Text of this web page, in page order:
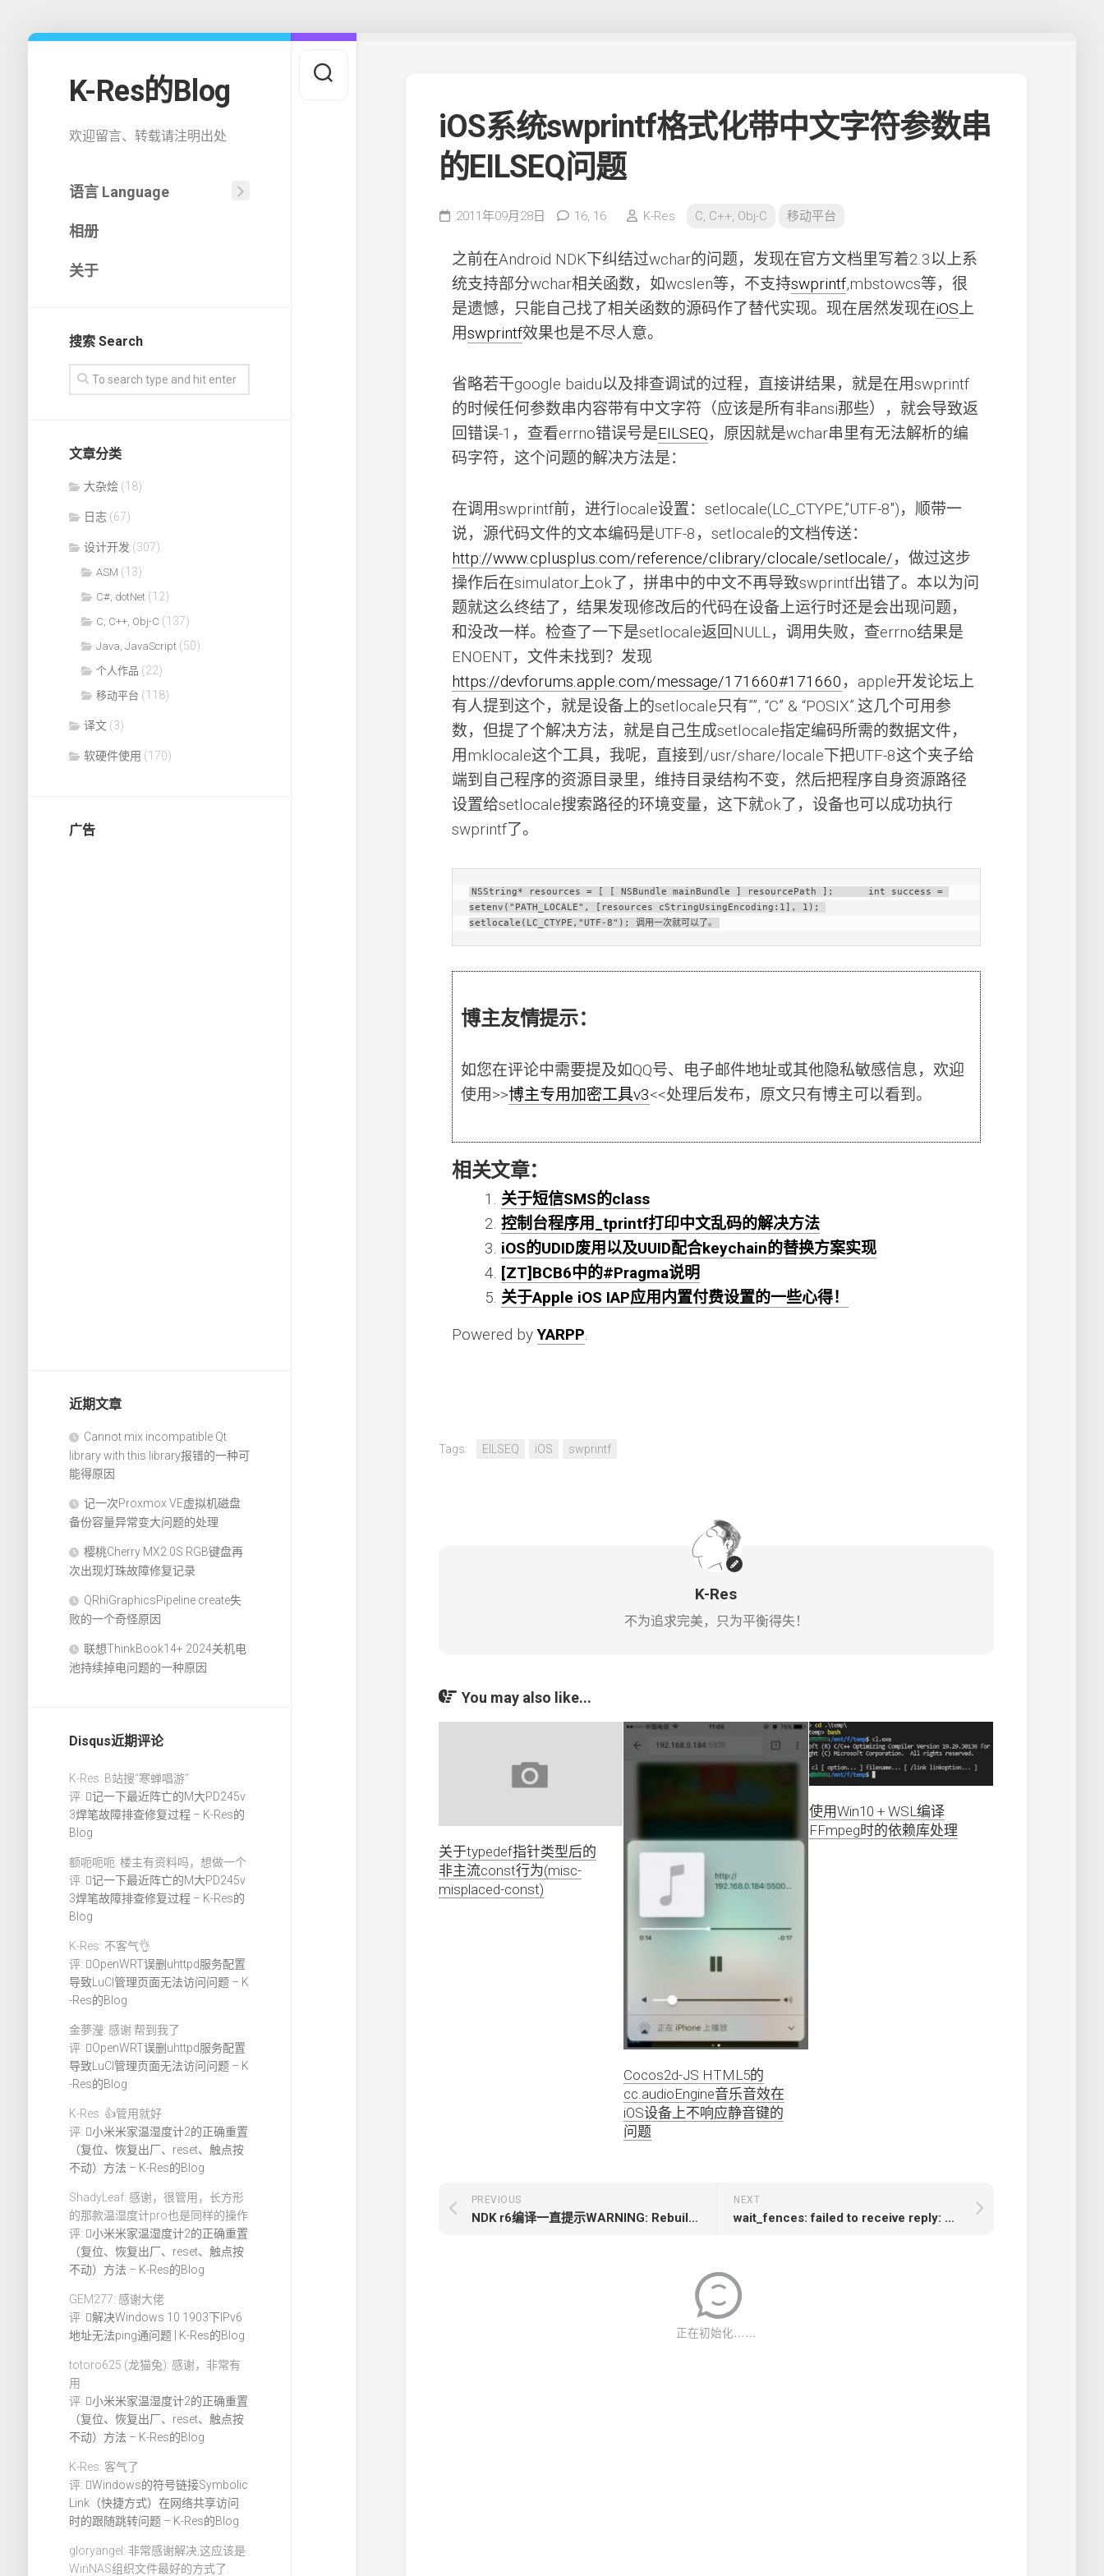
K-Res的Blog
欢迎留言、转载请注明出处
语言 Language
相册
关于
搜索 Search
文章分类
大杂烩 (18)
日志(67)
设计开发 (307)
ASM (13)
C#, dotNet(12)
C, C++, Obj-C (137)
Java, JavaScript(50)
个人作品 (22)
移动平台 (118)
译文(3)
软硬件使用 (170)
广告
近期文章
Cannot mix incompatible Qt
library with this library报错的一种可
能得原因
记一次Proxmox VE虚拟机磁盘
备份容量异常变大问题的处理
樱桃Cherry MX2.0S RGB键盘再
次出现灯珠故障修复记录
QRhiGraphicsPipeline create失
败的一个奇怪原因
联想ThinkBook14+ 2024关机电
池持续掉电问题的一种原因
Disqus近期评论
K-Res: B站搜“寒蝉唱游”
评:
记一下最近阵亡的M大PD245v
3焊笔故障排查修复过程 – K-Res的
Blog
额呃呃呃: 楼主有资料吗，想做一个
评:
记一下最近阵亡的M大PD245v
3焊笔故障排查修复过程 – K-Res的
Blog
K-Res: 不客气👌
评:
OpenWRT误删uhttpd服务配置
导致LuCI管理页面无法访问问题 – K
-Res的Blog
金夢瀅: 感谢 帮到我了
评:
OpenWRT误删uhttpd服务配置
导致LuCI管理页面无法访问问题 – K
-Res的Blog
K-Res: 👍管用就好
评:
小米米家温湿度计2的正确重置
（复位、恢复出厂、reset、触点按
不动）方法 – K-Res的Blog
ShadyLeaf: 感谢，很管用，长方形
的那款温湿度计pro也是同样的操作
评:
小米米家温湿度计2的正确重置
（复位、恢复出厂、reset、触点按
不动）方法 – K-Res的Blog
GEM277: 感谢大佬
评:
解决Windows 10 1903下IPv6
地址无法ping通问题 | K-Res的Blog
totoro625 (龙猫兔): 感谢，非常有
用
评:
小米米家温湿度计2的正确重置
（复位、恢复出厂、reset、触点按
不动）方法 – K-Res的Blog
K-Res: 客气了
评:
Windows的符号链接Symbolic
Link（快捷方式）在网络共享访问
时的跟随跳转问题 – K-Res的Blog
gloryangel: 非常感谢解决,这应该是
WinNAS组织文件最好的方式了.
iOS系统swprintf格式化带中文字符参数串
的EILSEQ问题
2011年09月28日 16, 16 K-Res C, C++, Obj-C 移动平台
之前在Android NDK下纠结过wchar的问题，发现在官方文档里写着2.3以上系
统支持部分wchar相关函数，如wcslen等，不支持swprintf,mbstowcs等，很
是遗憾，只能自己找了相关函数的源码作了替代实现。现在居然发现在iOS上
用swprintf效果也是不尽人意。
省略若干google baidu以及排查调试的过程，直接讲结果，就是在用swprintf
的时候任何参数串内容带有中文字符（应该是所有非ansi那些），就会导致返
回错误-1，查看errno错误号是EILSEQ，原因就是wchar串里有无法解析的编
码字符，这个问题的解决方法是：
在调用swprintf前，进行locale设置：setlocale(LC_CTYPE,”UTF-8″)，顺带一
说，源代码文件的文本编码是UTF-8，setlocale的文档传送：
http://www.cplusplus.com/reference/clibrary/clocale/setlocale/，做过这步
操作后在simulator上ok了，拼串中的中文不再导致swprintf出错了。本以为问
题就这么终结了，结果发现修改后的代码在设备上运行时还是会出现问题，
和没改一样。检查了一下是setlocale返回NULL，调用失败，查errno结果是
ENOENT，文件未找到？发现
https://devforums.apple.com/message/171660#171660 ，apple开发论坛上
有人提到这个，就是设备上的setlocale只有””, “C” & “POSIX”.这几个可用参
数，但提了个解决方法，就是自己生成setlocale指定编码所需的数据文件，
用mklocale这个工具，我呢，直接到/usr/share/locale下把UTF-8这个夹子给
端到自己程序的资源目录里，维持目录结构不变，然后把程序自身资源路径
设置给setlocale搜索路径的环境变量，这下就ok了，设备也可以成功执行
swprintf了。
NSString* resources = [ [ NSBundle mainBundle ] resourcePath ];      int success =
setenv("PATH_LOCALE", [resources cStringUsingEncoding:1], 1);
setlocale(LC_CTYPE,"UTF-8"); 调用一次就可以了。
博主友情提示：
如您在评论中需要提及如QQ号、电子邮件地址或其他隐私敏感信息，欢迎
使用>>博主专用加密工具v3<<处理后发布，原文只有博主可以看到。
相关文章：
关于短信SMS的class
控制台程序用_tprintf打印中文乱码的解决方法
iOS的UDID废用以及UUID配合keychain的替换方案实现
[ZT]BCB6中的#Pragma说明
关于Apple iOS IAP应用内置付费设置的一些心得！
Powered byYARPP.
Tags: EILSEQ iOS swprintf
K-Res
不为追求完美，只为平衡得失！
You may also like...
关于typedef指针类型后的
非主流const行为(misc-
misplaced-const)
Cocos2d-JS HTML5的
cc.audioEngine音乐音效在
iOS设备上不响应静音键的
问题
使用Win10 + WSL编译
FFmpeg时的依赖库处理
NEXT
wait_fences: failed to receive reply: 10004003和UIAlertView之间的小故事
PREVIOUS
NDK r6编译一直提示WARNING: Rebuilding STLport libraries from sources! 的不确定解决方法